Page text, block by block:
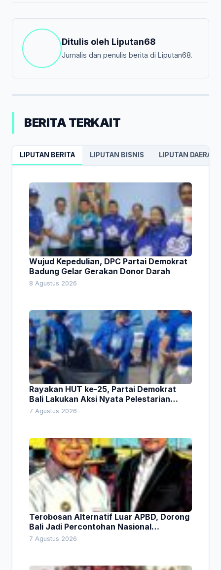
Ditulis oleh Liputan68
Jurnalis dan penulis berita di Liputan68.
BERITA TERKAIT
LIPUTAN BERITA LIPUTAN BISNIS LIPUTAN DAERAH
Wujud Kepedulian, DPC Partai Demokrat
Badung Gelar Gerakan Donor Darah
8 Agustus 2026
Rayakan HUT ke-25, Partai Demokrat
Bali Lakukan Aksi Nyata Pelestarian
Lingkungan
7 Agustus 2026
Terobosan Alternatif Luar APBD, Dorong
Bali Jadi Percontohan Nasional
Pembiayaan Daerah
7 Agustus 2026